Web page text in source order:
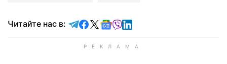
Читайте нас в: Читайте в Telegram
Читайте в Facebook
Читайте в X
Читайте в Google news
Читайте в Viber
Читайте в LinkedIn